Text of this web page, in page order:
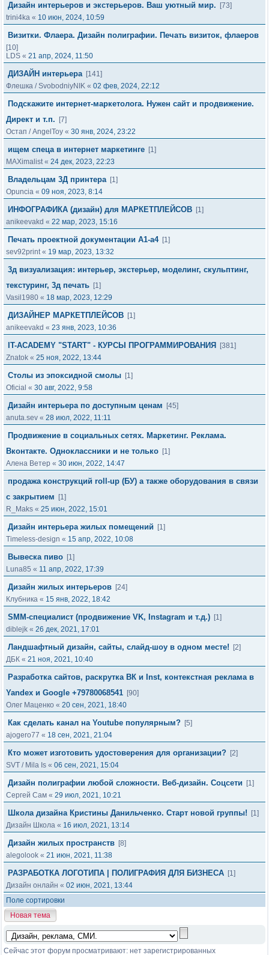
Дизайн интерьеров и экстерьеров. Ваш уютный мир.
[73]
trini4ka « 10 июн, 2024, 10:59
Визитки. Флаера. Дизайн полиграфии. Печать визиток, флаеров
[10]
LDS « 21 апр, 2024, 11:50
ДИЗАЙН интерьера [141]
Флешка /SvobodniyNIK « 02 фев, 2024, 22:12
Подскажите интернет-маркетолога. Нужен сайт и продвижение.
Директ и т.п.
[7]
Остап /AngelToy « 30 янв, 2024, 23:22
ищем спеца в интернет маркетинге [1]
MAXimalist« 24 дек, 2023, 22:23
Владельцам 3Д принтера [1]
Opuncia « 09 ноя, 2023, 8:14
ИНФОГРАФИКА (дизайн) для МАРКЕТПЛЕЙСОВ [1]
anikeevakd « 22 мар, 2023, 15:16
Печать проектной документации А1-а4 [1]
sev92print« 19 мар, 2023, 13:32
3д визуализация: интерьер, экстерьер, моделинг, скульптинг,
текстуринг, 3д печать [1]
Vasil1980 « 18 мар, 2023, 12:29
ДИЗАЙНЕР МАРКЕТПЛЕЙСОВ [1]
anikeevakd « 23 янв, 2023, 10:36
IT-ACADEMY "START" - КУРСЫ ПРОГРАММИРОВАНИЯ
[381]
Znatok « 25 ноя, 2022, 13:44
Столы из эпоксидной смолы [1]
Oficial « 30 авг, 2022, 9:58
Дизайн интерьера по доступным ценам
[45]
anuta.sev « 28 июл, 2022, 11:11
Продвижение в социальных сетях. Маркетинг. Реклама.
Вконтакте. Одноклассники и не только [1]
Алена Ветер « 30 июн, 2022, 14:47
продажа конструкций roll-up (БУ) а также оборудования в связи
с закрытием
[1]
R_Maks « 25 июн, 2022, 15:01
Дизайн интерьера жилых помещений
[1]
Timeless-design « 15 апр, 2022, 10:08
Вывеска пиво [1]
Luna85 « 11 апр, 2022, 17:39
Дизайн жилых интерьеров [24]
Клубника « 15 янв, 2022, 18:42
SMM-специалист (продвижение VK, Instagram и т.д.) [1]
diblejk « 26 дек, 2021, 17:01
Ландшафтный дизайн, сайты, слайд-шоу в одном месте!
[2]
ДБК « 21 ноя, 2021, 10:40
Разработка сайтов, раскрутка ВК и Inst, контекстная реклама в
Yandex и Google +79780068541 [90]
Олег Маценко « 20 сен, 2021, 18:40
Как сделать канал на Youtube популярным? [5]
ajogero77 « 18 сен, 2021, 21:04
Кто может изготовить удостоверения для организации? [2]
SVT / Mila Is « 06 сен, 2021, 15:04
Дизайн полиграфии любой сложности. Веб-дизайн. Соцсети
[1]
Сергей Сам « 29 июл, 2021, 10:21
Школа дизайна Кристины Данильченко. Старт новой группы!
[1]
Дизайн Школа « 16 июл, 2021, 13:14
Дизайн жилых пространств [8]
alegolook « 21 июн, 2021, 11:38
РАЗРАБОТКА ЛОГОТИПА | ПОЛИГРАФИЯ ДЛЯ БИЗНЕСА [1]
Дизайн онлайн « 02 июн, 2021, 13:44
Поле сортировки
Новая тема
Сейчас этот форум просматривают: нет зарегистрированных